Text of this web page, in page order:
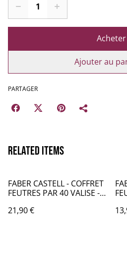
Acheter
Ajouter au
PARTAGER
Related items
FABER CASTELL - COFFRET
FEUTRES PAR 40 VALISE -
21,90 €